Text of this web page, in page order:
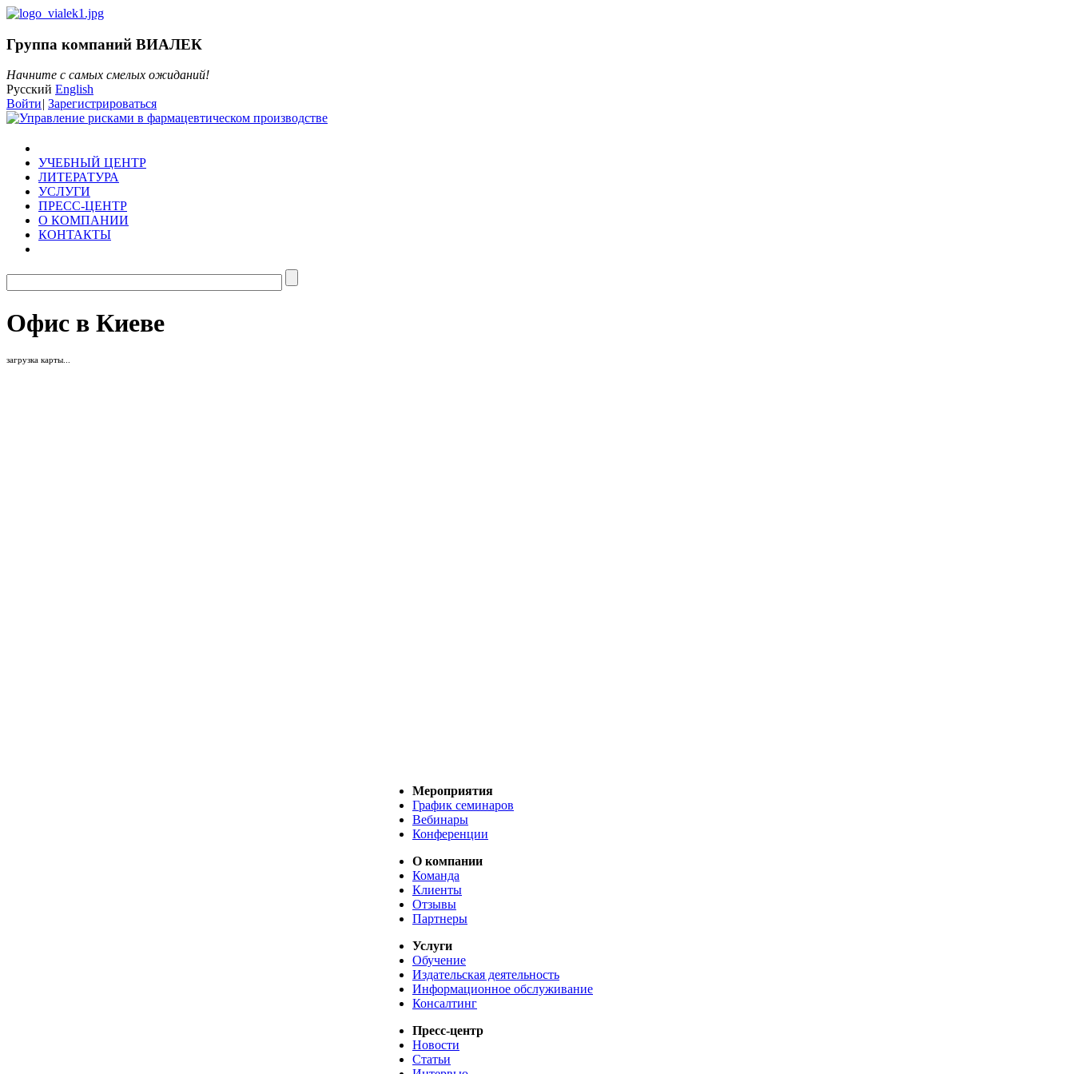
Группа компаний ВИАЛЕК
Начните с самых смелых ожиданий!
Русский English
Войти| Зарегистрироваться
УЧЕБНЫЙ ЦЕНТР
ЛИТЕРАТУРА
УСЛУГИ
ПРЕСС-ЦЕНТР
О КОМПАНИИ
КОНТАКТЫ
Офис в Киеве
загрузка карты...
Мероприятия
График семинаров
Вебинары
Конференции
О компании
Команда
Клиенты
Отзывы
Партнеры
Услуги
Обучение
Издательская деятельность
Информационное обслуживание
Консалтинг
Пресс-центр
Новости
Статьи